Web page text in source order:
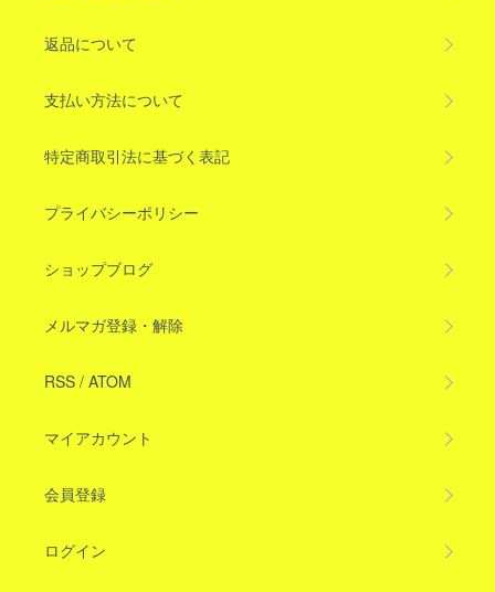
返品について
支払い方法について
特定商取引法に基づく表記
プライバシーポリシー
ショップブログ
メルマガ登録・解除
RSS / ATOM
マイアカウント
会員登録
ログイン